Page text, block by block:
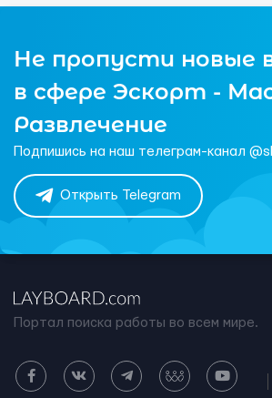
Не пропусти новые
в сфере Эскорт -
Развлечение
Подпишись на наш телеграм-канал
Открыть Telegram
Портал поиска работы во всем мире.